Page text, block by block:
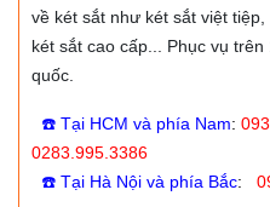
về két sắt như két sắt việt
két sắt cao cấp... Phục vụ
quốc.
☎️ Tại HCM và phía Nam:
0283.995.3386
☎️ Tại Hà Nội và phía Bắc: